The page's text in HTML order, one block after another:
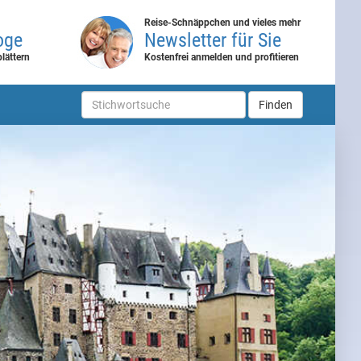
Reise-Schnäppchen und vieles mehr
Newsletter für Sie
Kostenfrei anmelden und profitieren
Finden